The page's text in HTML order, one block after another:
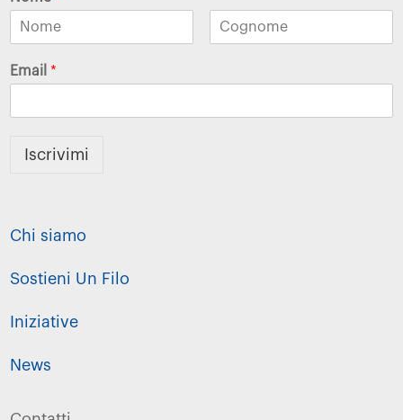
Email*
Iscrivimi
Chi siamo
Sostieni Un Filo
Iniziative
News